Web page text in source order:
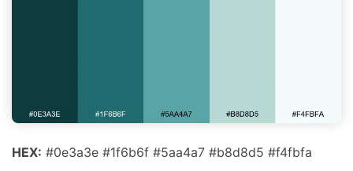
HEX: #0e3a3e #1f6b6f #5aa4a7 #b8d8d5 #f4fbfa